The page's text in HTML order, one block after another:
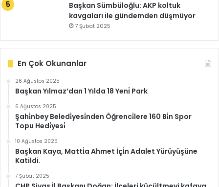
Başkan Sümbüloğlu: AKP koltuk
kavgaları ile gündemden düşmüyor
7 Şubat 2025
En Çok Okunanlar
26 Ağustos 2025
Başkan Yılmaz’dan 1 Yılda 18 Yeni̇ Park
6 Ağustos 2025
Şahi̇nbey Beledi̇yesi̇nden Öğrenci̇lere 160 Bi̇n Spor
Topu Hedi̇yesi̇
10 Ağustos 2025
Başkan Kaya, Matti̇a Ahmet İçi̇n Adalet Yürüyüşüne
Katildi.
7 Şubat 2025